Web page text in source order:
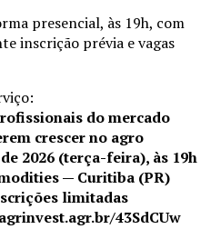
presencial, às 19h, com
inscrição prévia e vagas
do mercado
crescer no agro
2026 (terça-feira), às 19h
— Curitiba (PR)
limitadas
43SdCUw